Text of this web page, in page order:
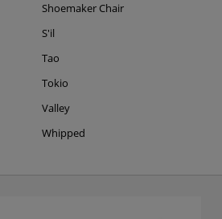
Shoemaker Chair
S'il
Tao
Tokio
Valley
Whipped